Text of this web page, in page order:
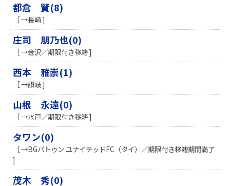
都倉 賢(8)
［ →長崎 ]
庄司 朋乃也(0)
［ →金沢／期限付き移籍 ]
西本 雅崇(1)
［ →讃岐 ]
山根 永遠(0)
［ →水戸／期限付き移籍 ]
タワン(0)
［ →BGパトゥン ユナイテッドFC（タイ）／期限付き移籍期間満了
]
茂木 秀(0)